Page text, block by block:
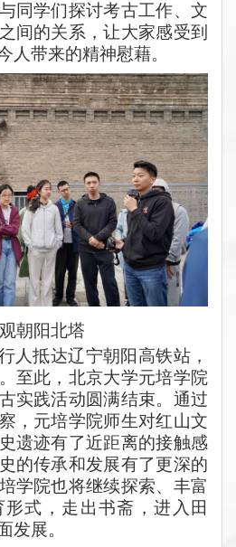
同学们探讨考古工作、文
间的关系，让大家感受到
人带来的精神慰藉。
朝阳北塔
人抵达辽宁朝阳高铁站，
至此，北京大学元培学院
实践活动圆满结束。通过
，元培学院师生对红山文
遗迹有了近距离的接触感
的传承和发展有了更深的
学院也将继续探索、丰富
式，走出书斋，进入田
发展。